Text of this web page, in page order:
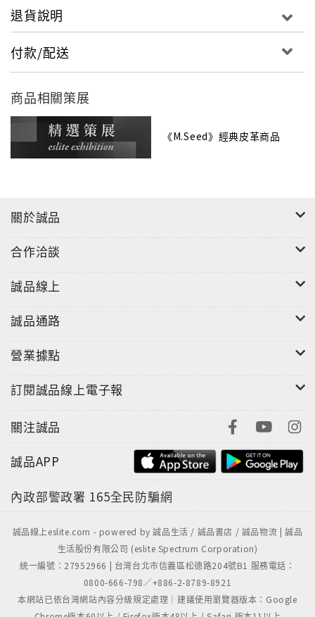
退貨說明
付款/配送
商品相關策展
《M.Seed》經典皮革商品
關於誠品
合作洽談
誠品線上
誠品通路
營業據點
訂閱誠品線上電子報
關注誠品
誠品APP
內政部警政署 165全民防騙網
誠品線上eslite.com - powered by 誠品生活 / 誠品書店 / 誠品物流 | 誠品
生活股份有限公司 (eslite Spectrum Corporation)
統一編號：27952966 | 台灣台北市信義區松德路204號B1 服務電話：
0800-666-798／+886-2-8789-8921
本網站已依台灣網站內容分級規定處理｜建議使用瀏覽器版本：Google